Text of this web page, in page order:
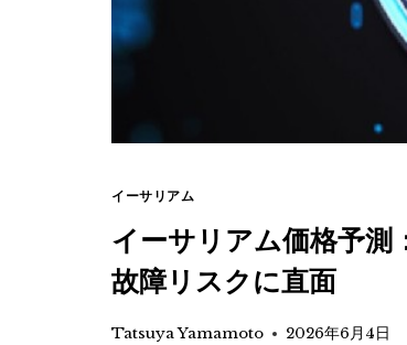
イーサリアム
イーサリアム価格予
故障リスクに直面
Tatsuya Yamamoto 2026年6月4日